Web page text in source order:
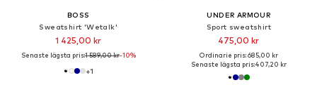
BOSS
Sweatshirt 'Wetalk'
1 425,00 kr
Senaste lägsta pris:1 589,00 kr-10%
+1
UNDER ARMOUR
Sport sweatshirt
475,00 kr
Ordinarie pris: 685,00 kr
Senaste lägsta pris:407,20 kr